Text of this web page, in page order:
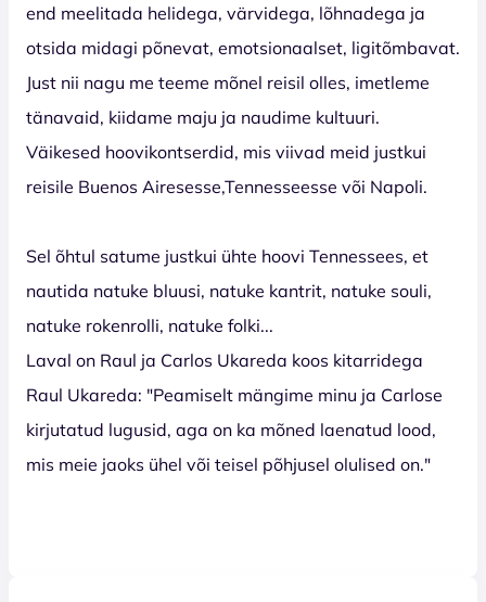
end meelitada helidega, värvidega, lõhnadega ja
otsida midagi põnevat, emotsionaalset, ligitõmbavat.
Just nii nagu me teeme mõnel reisil olles, imetleme
tänavaid, kiidame maju ja naudime kultuuri.
Väikesed hoovikontserdid, mis viivad meid justkui
reisile Buenos Airesesse,Tennesseesse või Napoli.
Sel õhtul satume justkui ühte hoovi Tennessees, et
nautida natuke bluusi, natuke kantrit, natuke souli,
natuke rokenrolli, natuke folki...
Laval on Raul ja Carlos Ukareda koos kitarridega
Raul Ukareda: "Peamiselt mängime minu ja Carlose
kirjutatud lugusid, aga on ka mõned laenatud lood,
mis meie jaoks ühel või teisel põhjusel olulised on."